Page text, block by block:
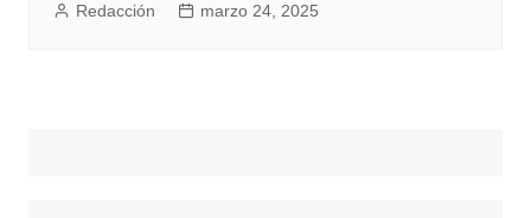
Redacción marzo 24, 2025